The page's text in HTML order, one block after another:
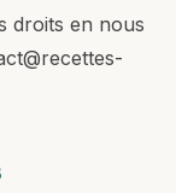
droits en nous